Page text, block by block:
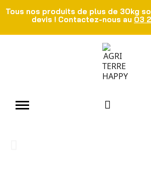
Tous nos produits de plus de 30kg
devis ! Contactez-nous au 03